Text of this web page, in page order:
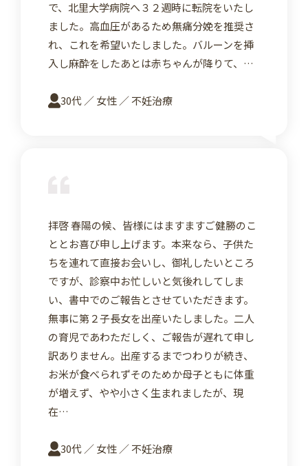
で、北里大学病院へ３２週時に転院をいたし
ました。高血圧があるため無痛分娩を推奨さ
れ、これを希望いたしました。バルーンを挿
入し麻酔をしたあとは赤ちゃんが降りて、…
30代 ／ 女性 ／ 不妊治療
拝啓 春陽の候、皆様にはますますご健勝のこ
ととお喜び申し上げます。本来なら、子供た
ちを連れて直接お会いし、御礼したいところ
ですが、診察中お忙しいと気後れしてしま
い、書中でのご報告とさせていただきます。
無事に第２子長女を出産いたしました。二人
の育児であわただしく、ご報告が遅れて申し
訳ありません。出産するまでつわりが続き、
お米が食べられずそのためか母子ともに体重
が増えず、やや小さく生まれましたが、現
在…
30代 ／ 女性 ／ 不妊治療